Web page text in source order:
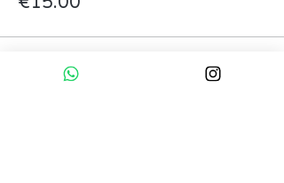
Sold Out